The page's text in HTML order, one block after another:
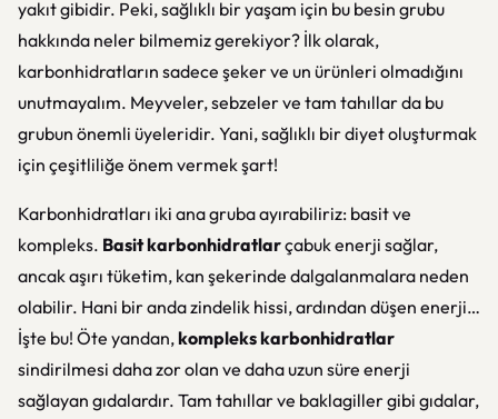
yakıt gibidir. Peki, sağlıklı bir yaşam için bu besin grubu
hakkında neler bilmemiz gerekiyor? İlk olarak,
karbonhidratların sadece şeker ve un ürünleri olmadığını
unutmayalım. Meyveler, sebzeler ve tam tahıllar da bu
grubun önemli üyeleridir. Yani, sağlıklı bir diyet oluşturmak
için çeşitliliğe önem vermek şart!
Karbonhidratları iki ana gruba ayırabiliriz: basit ve
kompleks. Basit karbonhidratlarçabuk enerji sağlar,
ancak aşırı tüketim, kan şekerinde dalgalanmalara neden
olabilir. Hani bir anda zindelik hissi, ardından düşen enerji…
İşte bu! Öte yandan,kompleks karbonhidratlar
sindirilmesi daha zor olan ve daha uzun süre enerji
sağlayan gıdalardır. Tam tahıllar ve baklagiller gibi gıdalar,